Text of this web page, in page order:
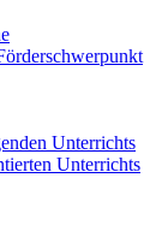
Unterrichts
Unterrichts